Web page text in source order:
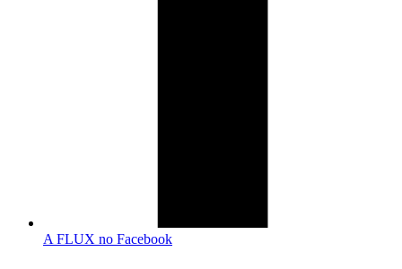
A FLUX no Facebook